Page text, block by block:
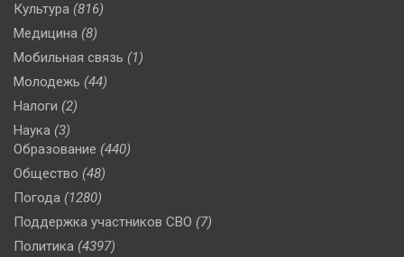
Культура (816)
Медицина (8)
Мобильная связь (1)
Молодежь (44)
Налоги (2)
Наука (3)
Образование (440)
Общество (48)
Погода (1280)
Поддержка участников СВО (7)
Политика (4397)